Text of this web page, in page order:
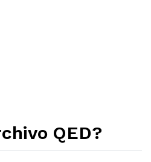
QED?